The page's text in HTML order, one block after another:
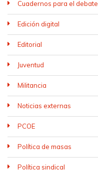
Cuadernos para el debate
Edición digital
Editorial
Juventud
Militancia
Noticias externas
PCOE
Política de masas
Política sindical